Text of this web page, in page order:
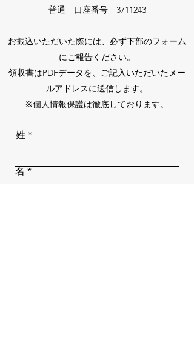
普通 口座番号 3711243
お振込いただいた際には、必ず下部のフォーム
にご報告ください。
領収書はPDFデータを、ご記入いただいたメー
ルアドレスに送信します。
※個人情報保護は徹底しております。
姓
名